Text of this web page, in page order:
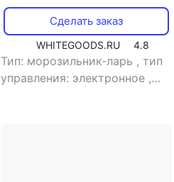
Сделать заказ
WHITEGOODS.RU 4.8
Тип: морозильник-ларь ,тип
управления: электронное ,